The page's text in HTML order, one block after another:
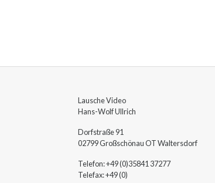
Lausche Video
Hans-WolfUllrich
Dorfstraße 91
02799Großschönau OT Waltersdorf
Telefon:+49 (0)35841 37277
Telefax:+49 (0)